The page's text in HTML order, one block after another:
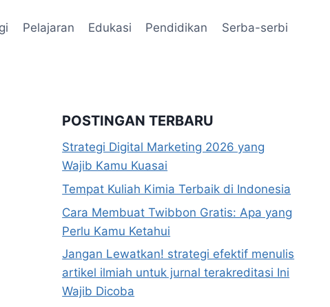
Pelajaran Edukasi Pendidikan Serba-serbi
POSTINGAN TERBARU
Strategi Digital Marketing 2026 yang
Wajib Kamu Kuasai
Tempat Kuliah Kimia Terbaik di Indonesia
Cara Membuat Twibbon Gratis: Apa yang
Perlu Kamu Ketahui
Jangan Lewatkan! strategi efektif menulis
artikel ilmiah untuk jurnal terakreditasi Ini
Wajib Dicoba